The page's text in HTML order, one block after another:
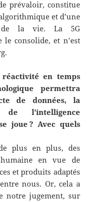
prévaloir, constitue
et d’une
de la vie. La 5G
le consolide, et n’est
en temps
permettra
de données, la
l’intelligence
joue ? Avec quels
plus en plus, des
humaine en vue de
et produits adaptés
nous. Or, cela a
notre jugement, sur